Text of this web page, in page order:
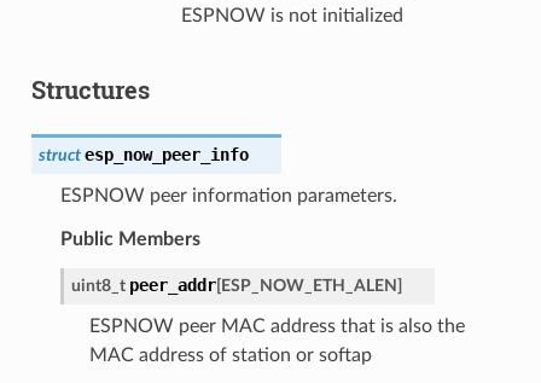
ESPNOW is not initialized
Structures
struct esp_now_peer_info
ESPNOW peer information parameters.
Public Members
uint8_t peer_addr[ESP_NOW_ETH_ALEN ]
ESPNOW peer MAC address that is also the
MAC address of station or softap